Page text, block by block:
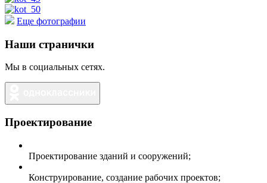
Еще фотографии
Наши странички
Мы в социальных сетях.
Проектирование
Проектирование зданий и сооружений;
Конструирование, создание рабочих проектов;